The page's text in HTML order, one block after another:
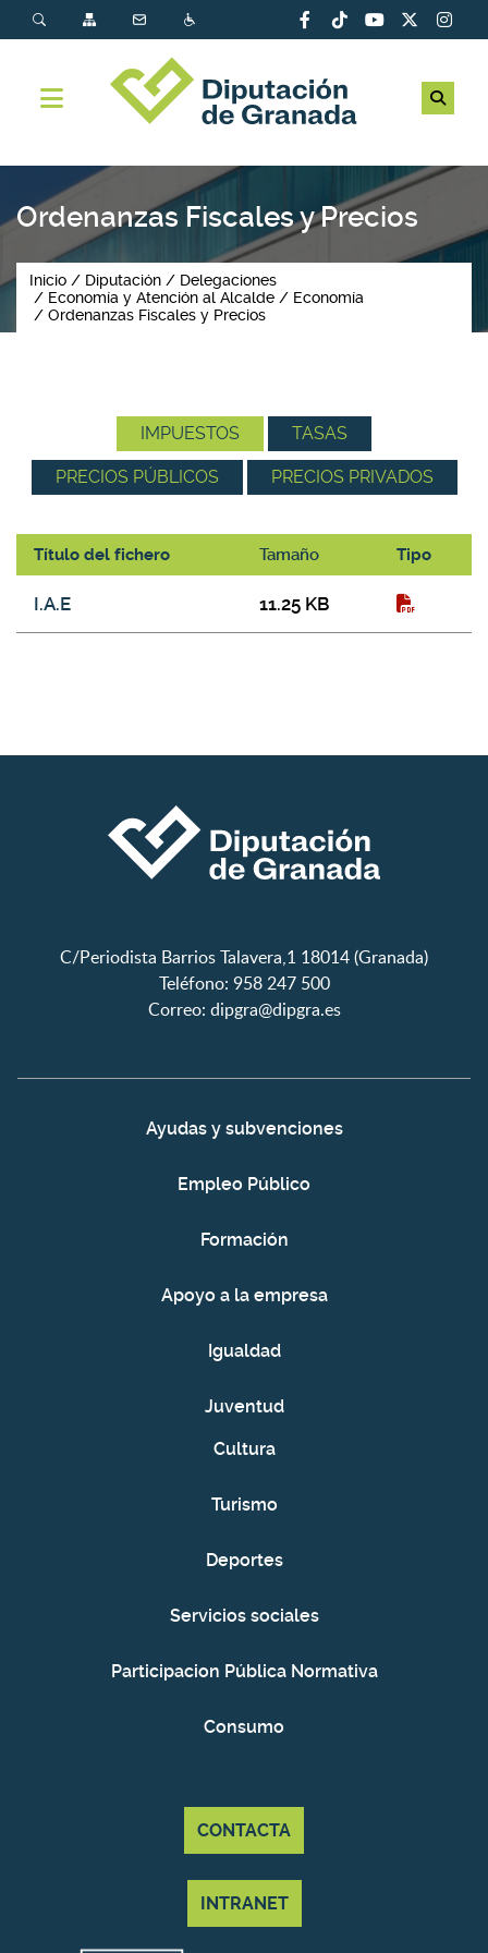
Ordenanzas Fiscales y Precios
Inicio Diputación
Delegaciones
Economía y Atención al Alcalde
Economía
Ordenanzas Fiscales y Precios
IMPUESTOS TASAS
PRECIOS PÚBLICOS PRECIOS PRIVADOS
Título del fichero Tamaño Tipo
I.A.E 11.25 KB
C/Periodista Barrios Talavera,1 18014 (Granada)
Teléfono: 958 247 500
Correo: dipgra@dipgra.es
Ayudas y subvenciones
Empleo Público
Formación
Apoyo a la empresa
Igualdad
Juventud
Cultura
Turismo
Deportes
Servicios sociales
Participacion Pública Normativa
Consumo
CONTACTA
INTRANET